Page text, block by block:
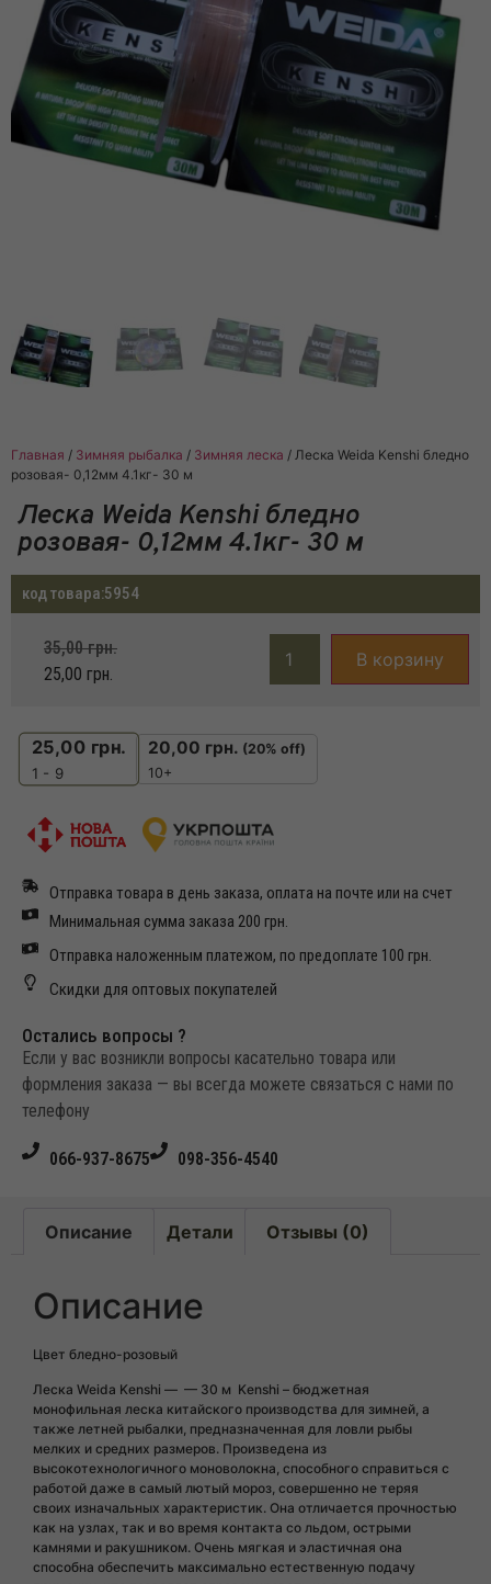
Главная / Зимняя рыбалка / Зимняя леска / Леска Weida Kenshi бледно
розовая- 0,12мм 4.1кг- 30 м
Леска Weida Kenshi бледно
розовая- 0,12мм 4.1кг- 30 м
код товара:5954
35,00грн.
25,00 грн.
В корзину
25,00 грн.
1 - 9
20,00 грн. (20% off)
10+
Отправка товара в день заказа, оплата на почте или на счет
Минимальная сумма заказа 200 грн.
Отправка наложенным платежом, по предоплате 100 грн.
Скидки для оптовых покупателей
Остались вопросы ?
Если у вас возникли вопросы касательно товара или
формления заказа — вы всегда можете связаться с нами по
телефону
066-937-8675 098-356-4540
Описание Детали Отзывы (0)
Описание
Цвет бледно-розовый
Леска Weida Kenshi — — 30 м Kenshi – бюджетная
монофильная леска китайского производства для зимней, а
также летней рыбалки, предназначенная для ловли рыбы
мелких и средних размеров. Произведена из
высокотехнологичного моноволокна, способного справиться с
работой даже в самый лютый мороз, совершенно не теряя
своих изначальных характеристик. Она отличается прочностью
как на узлах, так и во время контакта со льдом, острыми
камнями и ракушником. Очень мягкая и эластичная она
способна обеспечить максимально естественную подачу